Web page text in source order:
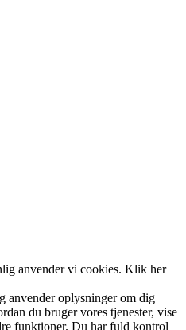
anvender vi cookies. Klik her
anvender oplysninger om dig
du bruger vores tjenester, vise
funktioner. Du har fuld kontrol